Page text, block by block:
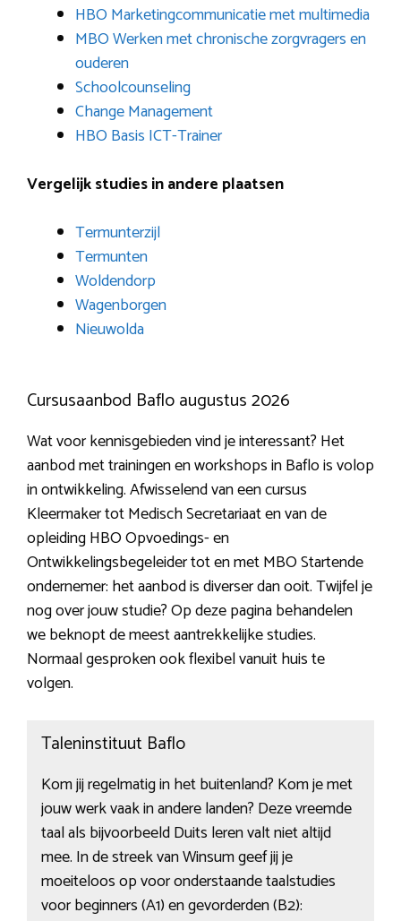
HBO Marketingcommunicatie met multimedia
MBO Werken met chronische zorgvragers en
ouderen
Schoolcounseling
Change Management
HBO Basis ICT-Trainer
Vergelijk studies in andere plaatsen
Termunterzijl
Termunten
Woldendorp
Wagenborgen
Nieuwolda
Cursusaanbod Baflo augustus 2026
Wat voor kennisgebieden vind je interessant? Het
aanbod met trainingen en workshops in Baflo is volop
in ontwikkeling. Afwisselend van een cursus
Kleermaker tot Medisch Secretariaat en van de
opleiding HBO Opvoedings- en
Ontwikkelingsbegeleider tot en met MBO Startende
ondernemer: het aanbod is diverser dan ooit. Twijfel je
nog over jouw studie? Op deze pagina behandelen
we beknopt de meest aantrekkelijke studies.
Normaal gesproken ook flexibel vanuit huis te
volgen.
Taleninstituut Baflo
Kom jij regelmatig in het buitenland? Kom je met
jouw werk vaak in andere landen? Deze vreemde
taal als bijvoorbeeld Duits leren valt niet altijd
mee. In de streek van Winsum geef jij je
moeiteloos op voor onderstaande taalstudies
voor beginners (A1) en gevorderden (B2):